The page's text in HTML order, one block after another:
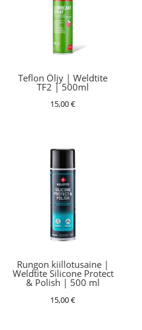
Teflon Öljy | Weldtite
TF2 | 500ml
15,00€
Rungon kiillotusaine |
Weldtite Silicone Protect
& Polish | 500 ml
15,00€